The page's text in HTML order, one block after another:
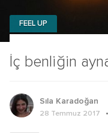
İç benliğin
FEEL UP
Sıla Karadoğan
28 Temmuz 2017